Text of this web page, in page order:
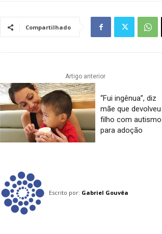
Compartilhado
Artigo anterior
“Fui ingênua”, diz
mãe que devolveu
filho com autismo
para adoção
Escrito por: Gabriel Gouvêa